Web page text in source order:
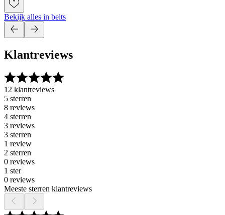
Bekijk alles in beits
Klantreviews
12 klantreviews
5 sterren
8 reviews
4 sterren
3 reviews
3 sterren
1 review
2 sterren
0 reviews
1 ster
0 reviews
Meeste sterren klantreviews